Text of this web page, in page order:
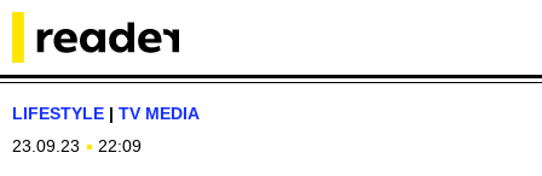
LIFESTYLE | TV MEDIA
23.09.23
22:09